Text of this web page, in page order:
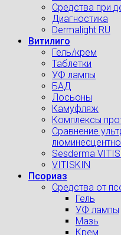
Средства при
Диагностика
Dermalight RU
Витилиго
Гель/крем
Таблетки
УФ лампы
БАД
Лосьоны
Камуфляж
Комплексы
Сравнение
Sesderma
VITISKIN
Псориаз
Средства от
Гель
УФ лампы
Мазь
Крем